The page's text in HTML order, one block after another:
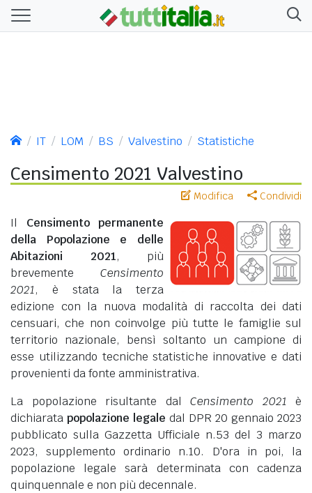
IT LOM BS Valvestino Statistiche
Censimento 2021 Valvestino
Modifica Condividi
Il Censimento permanente
della Popolazione e delle
Abitazioni 2021, più
brevemente Censimento
2021, è stata la terza
edizione con la nuova modalità di raccolta dei dati
censuari, che non coinvolge più tutte le famiglie sul
territorio nazionale, bensì soltanto un campione di
esse utilizzando tecniche statistiche innovative e dati
provenienti da fonte amministrativa.
La popolazione risultante dal Censimento 2021 è
dichiarata popolazione legale dal DPR 20 gennaio 2023
pubblicato sulla Gazzetta Ufficiale n.53 del 3 marzo
2023, supplemento ordinario n.10. D'ora in poi, la
popolazione legale sarà determinata con cadenza
quinquennale e non più decennale.